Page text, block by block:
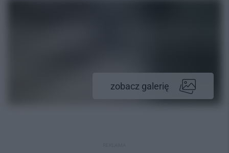
zobacz galerię